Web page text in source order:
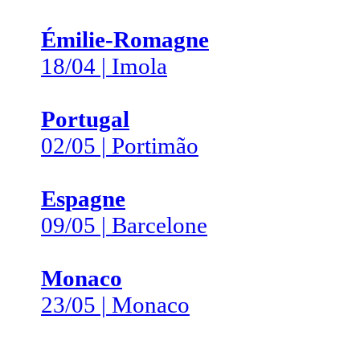
Émilie-Romagne
18/04 | Imola
Portugal
02/05 | Portimão
Espagne
09/05 | Barcelone
Monaco
23/05 | Monaco